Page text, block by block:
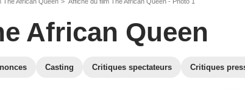
African Queen
Casting Critiques spectateurs Critiques